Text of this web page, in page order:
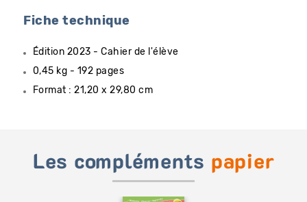
Fiche technique
Édition 2023 - Cahier de l'élève
0,45 kg - 192 pages
Format : 21,20 x 29,80 cm
Les compléments papier